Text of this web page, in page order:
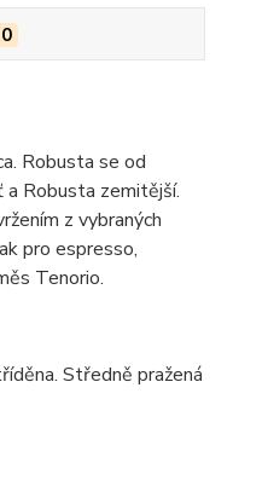
0
Robusta se od
a Robusta zemitější.
z vybraných
pro espresso,
Tenorio.
Středně pražená